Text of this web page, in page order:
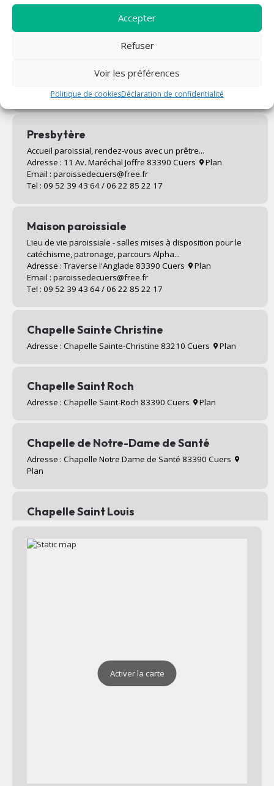
Accepter
Refuser
Voir les préférences
Politique de cookiesDéclaration de confidentialité
Eglise Saint Pierre - Notre Dame de
Adresse : Place François Bernard 83390 Cuers
Horaires : Ouverte tous les jours de 07h30 à 19h
Presbytère
Accueil paroissial, rendez-vous avec un prêtre...
Adresse : 11 Av. Maréchal Joffre 83390 Cuers
Plan
Email : paroissedecuers@free.fr
Tel : 09 52 39 43 64 / 06 22 85 22 17
Maison paroissiale
Lieu de vie paroissiale - salles mises à disposition pour le
catéchisme, patronage, parcours Alpha...
Adresse : Traverse l'Anglade 83390 Cuers
Plan
Email : paroissedecuers@free.fr
Tel : 09 52 39 43 64 / 06 22 85 22 17
Chapelle Sainte Christine
Adresse : Chapelle Sainte-Christine 83210 Cuers Plan
Chapelle Saint Roch
Adresse : Chapelle Saint-Roch 83390 Cuers Plan
Chapelle de Notre-Dame de Santé
Adresse : Chapelle Notre Dame de Santé 83390 Cuers
Plan
Chapelle Saint Louis
Activer la carte